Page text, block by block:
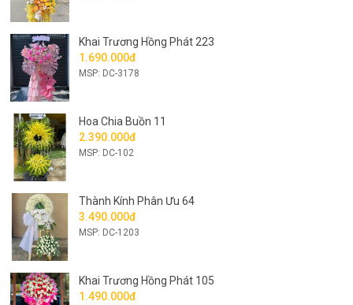
Khai Trương Hồng Phát 223
1.690.000đ
MSP: DC-3178
Hoa Chia Buồn 11
2.390.000đ
MSP: DC-102
Thành Kính Phân Ưu 64
3.490.000đ
MSP: DC-1203
Khai Trương Hồng Phát 105
1.490.000đ